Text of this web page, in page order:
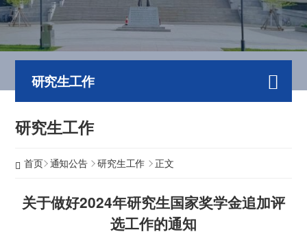
研究生工作
研究生工作
首页 通知公告 研究生工作 正文
关于做好2024年研究生国家奖学金追加评
选工作的通知